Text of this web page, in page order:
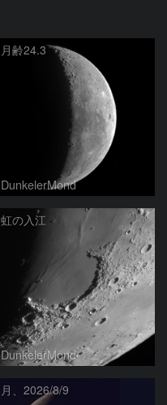
月齢24.3
DunkelerMond
虹の入江
DunkelerMond
月、2026/8/9